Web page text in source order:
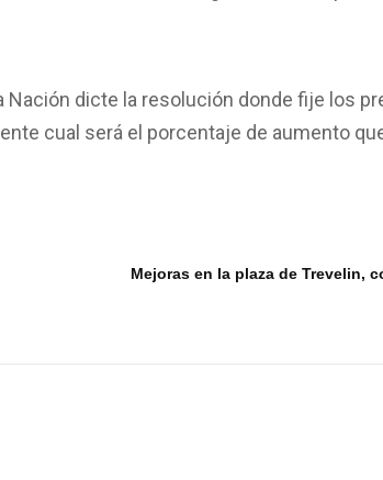
Nación dicte la resolución donde fije los
cual será el porcentaje de aumento
Mejoras en la plaza de Trevelin,